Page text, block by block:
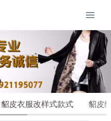
貂皮衣服改样式款式 貂皮